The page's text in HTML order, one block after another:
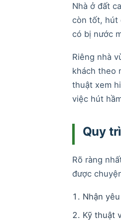
Nhà ở đất
còn tốt, hút
có bị nước
Riêng nhà
khách theo
thuật xem
việc hút
Quy
Rõ ràng
được
Nhận
Kỹ thuật